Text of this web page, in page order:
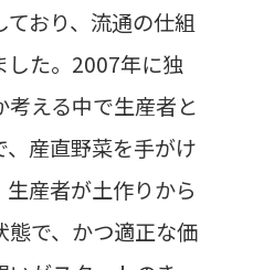
おり、流通の仕組
した。2007年に独
える中で生産者と
産直野菜を手がけ
産者が土作りから
態で、かつ適正な価